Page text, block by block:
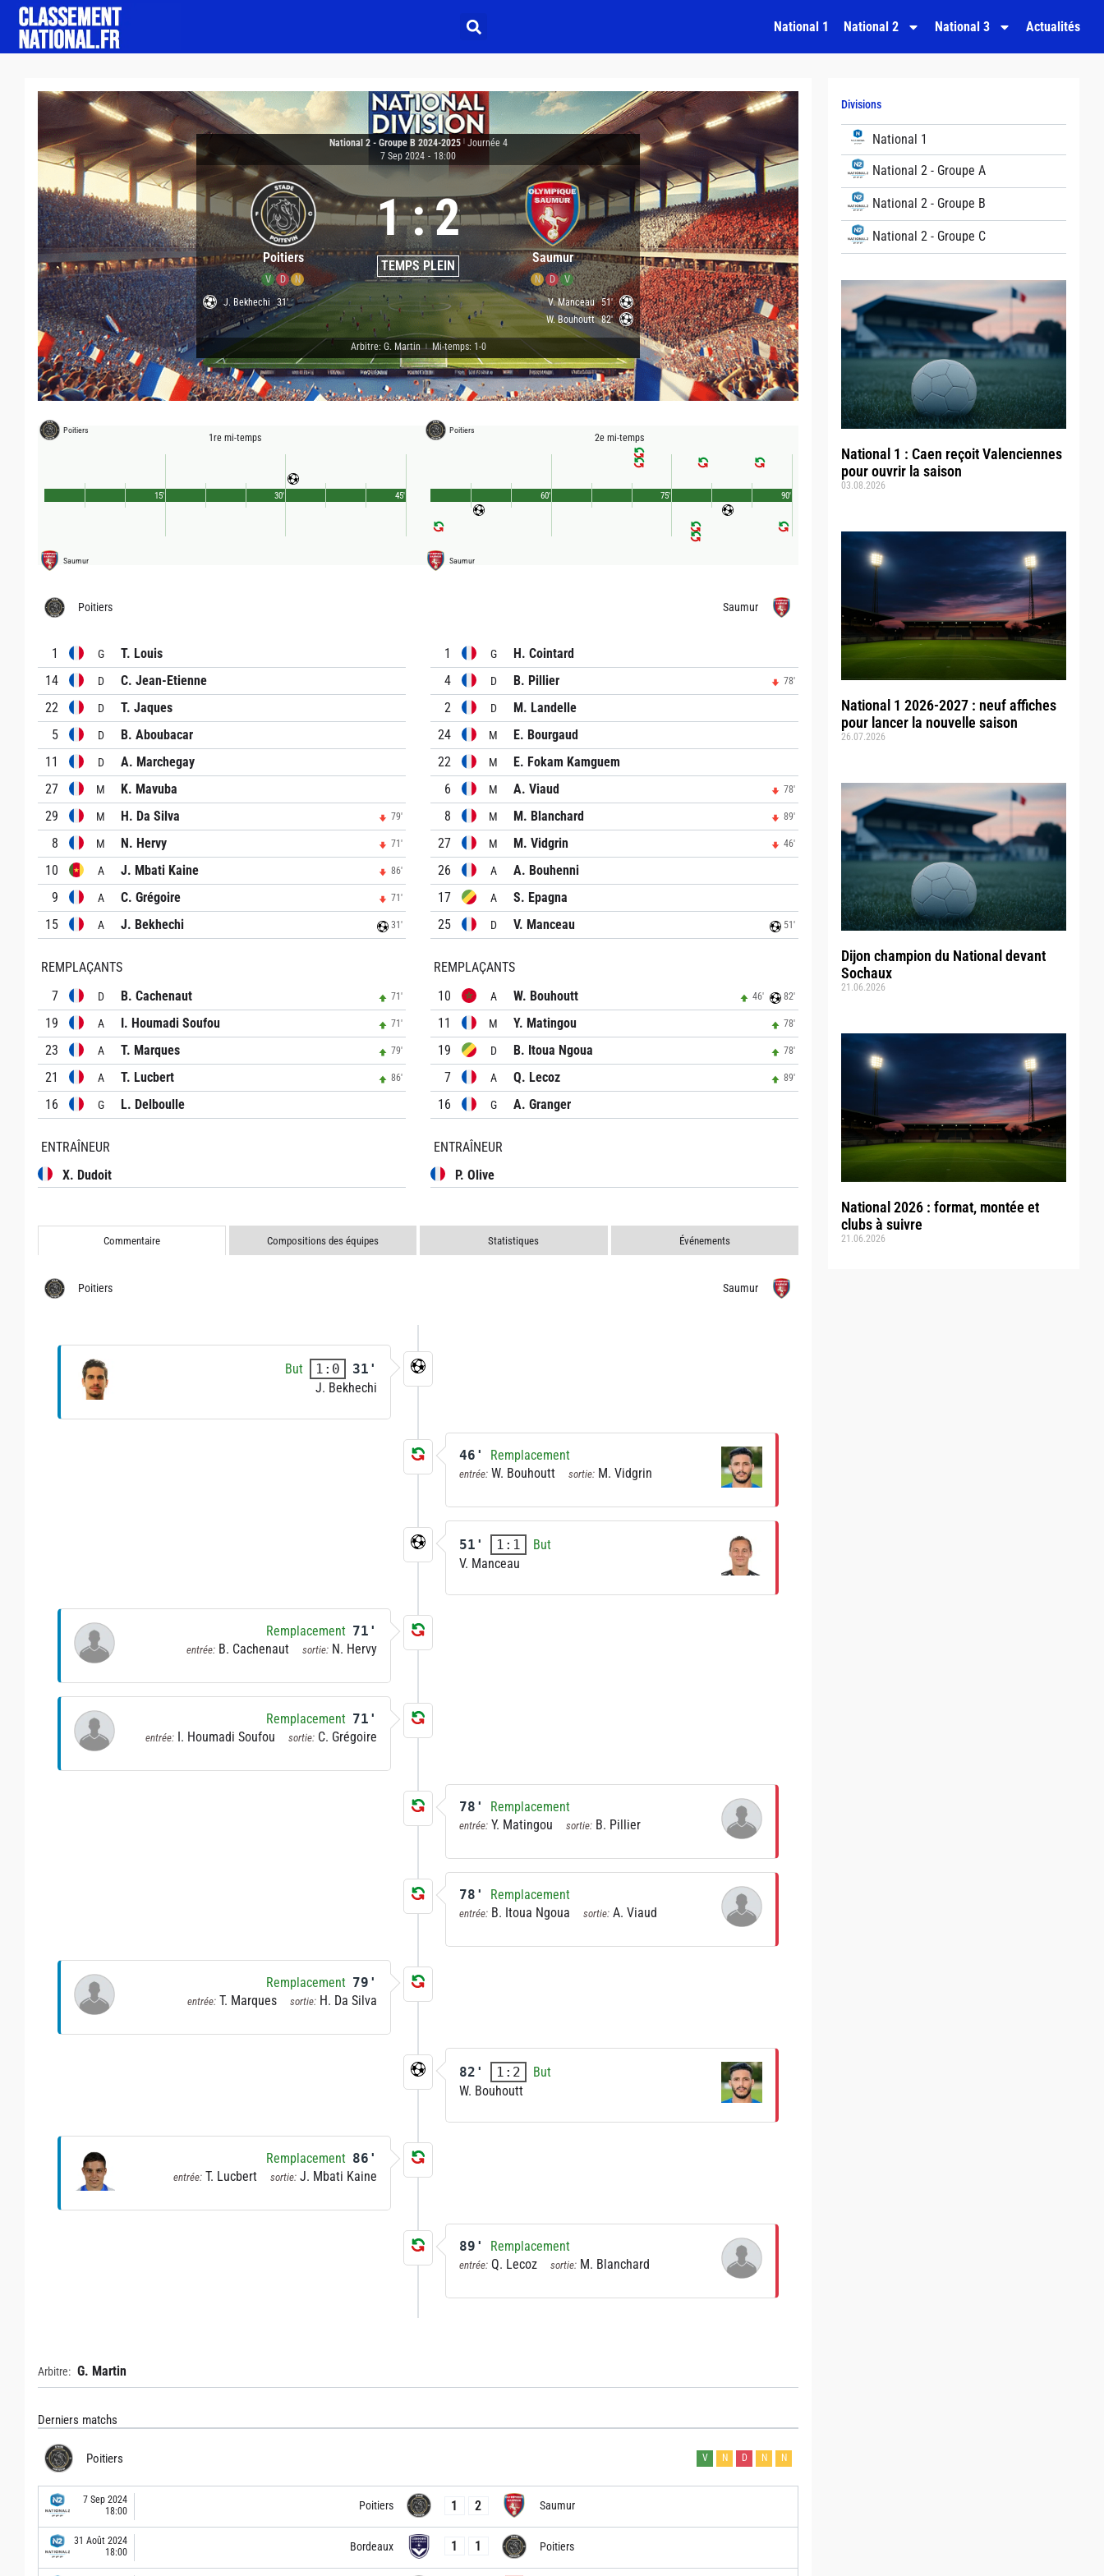
National 1 National 2 National 3 Actualités
Divisions
National 1
National 2 - Groupe A
National 2 - Groupe B
National 2 - Groupe C
National 1 : Caen reçoit Valenciennes
pour ouvrir la saison
03.08.2026
National 1 2026-2027 : neuf affiches
pour lancer la nouvelle saison
26.07.2026
Dijon champion du National devant
Sochaux
21.06.2026
National 2026 : format, montée et
clubs à suivre
21.06.2026
National 2 - Groupe B 2024-2025
Journée 4
7 Sep 2024 - 18:00
Poitiers
V D N
1:2
TEMPS PLEIN Saumur
N D
V
J. Bekhechi 31' V. Manceau 51'
W. Bouhoutt 82'
Arbitre: G. Martin | Mi-temps: 1-0
Poitiers
1re mi-temps
Saumur
45'
15' 30'
Poitiers
2e mi-temps
Saumur
90'
60' 75'
Poitiers
1 G
T. Louis
14
D
C. Jean-Etienne
22
D
T. Jaques
5
D
B. Aboubacar
11
D
A. Marchegay
27
M
K. Mavuba
29
M H. Da Silva 79'
8 M N. Hervy 71'
10 A J. Mbati Kaine 86'
9 A C. Grégoire 71'
15 A J. Bekhechi 31'
REMPLAÇANTS
7
D B. Cachenaut 71'
19 A I. Houmadi Soufou 71'
23 A T. Marques 79'
21 A T. Lucbert 86'
16 G L. Delboulle
ENTRAÎNEUR
X. Dudoit
Saumur
1 G
H. Cointard
4
D B. Pillier 78'
2 D
M. Landelle
24
M
E. Bourgaud
22
M
E. Fokam Kamguem
6
M A. Viaud 78'
8 M M. Blanchard 89'
27 M M. Vidgrin 46'
26 A
A. Bouhenni
17
A
S. Epagna
25
D V. Manceau 51'
REMPLAÇANTS
10
A W. Bouhoutt 46' 82'
11 M Y. Matingou 78'
19 D B. Itoua Ngoua 78'
7 A Q. Lecoz 89'
16 G A. Granger
ENTRAÎNEUR
P. Olive
Commentaire Compositions des équipes Statistiques Événements
Poitiers Saumur
But 1:0
31'
J. Bekhechi
46' Remplacement
entrée: W. Bouhoutt sortie: M. Vidgrin
51' 1:1
But
V. Manceau
Remplacement 71'
entrée: B. Cachenaut sortie: N. Hervy
Remplacement 71'
entrée: I. Houmadi Soufou sortie: C. Grégoire
78' Remplacement
entrée: Y. Matingou sortie: B. Pillier
78' Remplacement
entrée: B. Itoua Ngoua sortie: A. Viaud
Remplacement 79'
entrée: T. Marques sortie: H. Da Silva
82' 1:2
But
W. Bouhoutt
Remplacement 86'
entrée: T. Lucbert sortie: J. Mbati Kaine
89' Remplacement
entrée: Q. Lecoz sortie: M. Blanchard
Arbitre: G. Martin
Derniers matchs
Poitiers V N D N N
7 Sep 2024
18:00
Poitiers 1 2 Saumur
31 Août 2024
18:00
Bordeaux 1 1 Poitiers